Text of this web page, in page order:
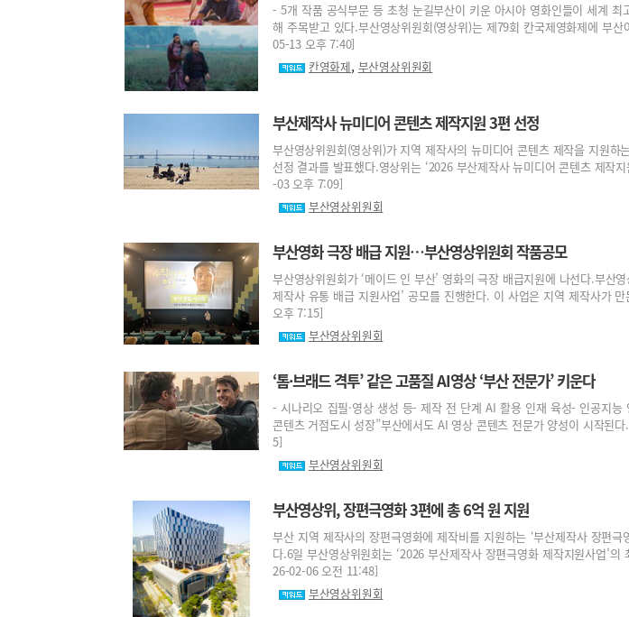
- 5개 작품 공식부문 등 초청 눈길부산이 키운 아시아 영화인들이 세계 최
해 주목받고 있다.부산영상위원회(영상위)는 제79회 칸국제영화제에 부
05-13 오후 7:40]
칸영화제, 부산영상위원회
부산제작사 뉴미디어 콘텐츠 제작지원 3편 선정
부산영상위원회(영상위)가 지역 제작사의 뉴미디어 콘텐츠 제작을 지원하
선정 결과를 발표했다.영상위는 ‘2026 부산제작사 뉴미디어 콘텐츠 제
-03 오후 7:09]
부산영상위원회
부산영화 극장 배급 지원…부산영상위원회 작품공모
부산영상위원회가 ‘메이드 인 부산’ 영화의 극장 배급지원에 나선다.부산
제작사 유통 배급 지원사업’ 공모를 진행한다. 이 사업은 지역 제작사가
오후 7:15]
부산영상위원회
‘톰·브래드 격투’ 같은 고품질 AI영상 ‘부산 전문가’ 키운다
- 시나리오 집필·영상 생성 등- 제작 전 단계 AI 활용 인재 육성- 인공지
콘텐츠 거점도시 성장”부산에서도 AI 영상 콘텐츠 전문가 양성이 시작
5]
부산영상위원회
부산영상위, 장편극영화 3편에 총 6억 원 지원
부산 지역 제작사의 장편극영화에 제작비를 지원하는 ‘부산제작사 장편극
다.6일 부산영상위원회는 ‘2026 부산제작사 장편극영화 제작지원사업’
26-02-06 오전 11:48]
부산영상위원회